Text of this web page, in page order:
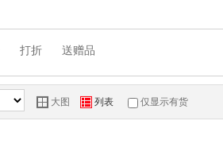
打折 送赠品
Y 大图 Z 列表 仅显示有货